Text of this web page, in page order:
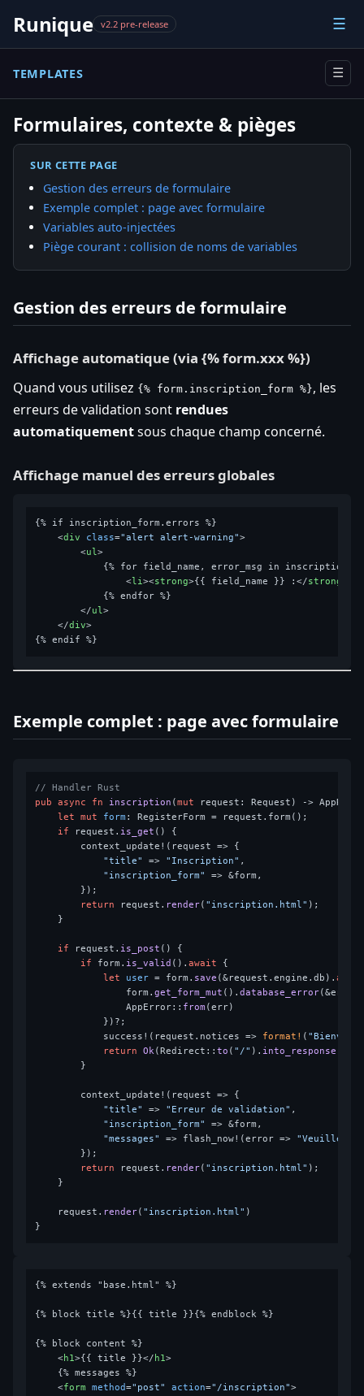
Runique v2.2 pre-release ☰
TEMPLATES ☰
Formulaires, contexte & pièges
SUR CETTE PAGE
Gestion des erreurs de formulaire
Exemple complet : page avec formulaire
Variables auto-injectées
Piège courant : collision de noms de variables
Gestion des erreurs de formulaire
Affichage automatique (via {% form.xxx %})
Quand vous utilisez {% form.inscription_form %}, les
erreurs de validation sont rendues
automatiquementsous chaque champ concerné.
Affichage manuel des erreurs globales
{% if inscription_form.errors %}
<div class="alert alert-warning">
<ul>
{% for field_name, error_msg in
<li><strong>{{ field_name }} :</strong
            {% endfor %}
</ul>
</div>
Exemple complet : page avec formulaire
// Handler Rust
pub
async fn inscription (mut request: Request) ->
let
mut form : RegisterForm = request.form();
if request. is_get () {
        context_update!(request => {
"title"
=> "Inscription" ,
"inscription_form"
=> &form,
        });
return request. render( "inscription.html" );
    }
if request. is_post () {
if form. is_valid ().await {
let
user = form. save (&request.engine.db).
                form.
get_form_mut ().database_error(&err);
                AppError::
from (err)
            })?;
            success!(request.notices =>
format! (
return
Ok(Redirect::to ( "/" ). into_response
        }
        context_update!(request => {
"title"
=> "Erreur de validation" ,
"inscription_form"
=> &form,
"messages"
=> flash_now!(error => "Veuillez
        });
return request. render( "inscription.html" );
    }
    request.
render( "inscription.html" )
{% extends "base.html" %}
{% block title %}{{ title }}{% endblock %}
{% block content %}
<h1>{{ title }}</ h1>
    {% messages %}
<form method="post" action="/inscription">